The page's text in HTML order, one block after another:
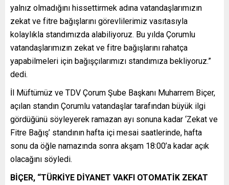
yalnız olmadığını hissettirmek adına vatandaşlarımızın
zekat ve fitre bağışlarını görevlilerimiz vasıtasıyla
kolaylıkla standımızda alabiliyoruz. Bu yılda Çorumlu
vatandaşlarımızın zekat ve fitre bağışlarını rahatça
yapabilmeleri için bağışçılarımızı standımıza bekliyoruz.”
dedi.
İl Müftümüz ve TDV Çorum Şube Başkanı Muharrem Biçer,
açılan standın Çorumlu vatandaşlar tarafından büyük ilgi
gördüğünü söyleyerek ramazan ayı sonuna kadar ‘Zekat ve
Fitre Bağış’ standının hafta içi mesai saatlerinde, hafta
sonu da öğle namazında sonra akşam 18:00’a kadar açık
olacağını söyledi.
BİÇER, “TÜRKİYE DİYANET VAKFI OTOMATİK ZEKAT